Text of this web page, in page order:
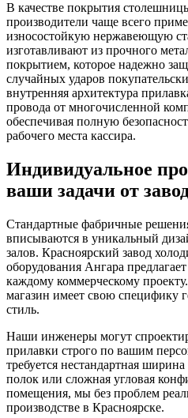
В качестве покрытия
производители чаще всего
износостойкую нержавеющую
изготавливают из прочного
покрытием, которое надежно
случайных ударов
внутренняя архитектура
провода от многочисленной
обеспечивая полную
рабочего места кассира.
Индивидуальное
ваши задачи от
Стандартные фабричные
вписываются в уникальный
залов. Красноярский завод
оборудования Ангара
каждому коммерческому
магазин имеет свою специфику
стиль.
Наши инженеры могут
прилавки строго по вашим
требуется нестандартная
полок или сложная угловая
помещения, мы без проблем
производстве в Красноярске.